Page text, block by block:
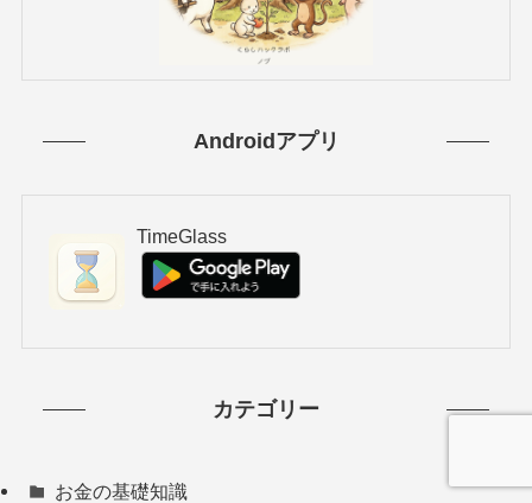
Androidアプリ
TimeGlass
カテゴリー
お金の基礎知識